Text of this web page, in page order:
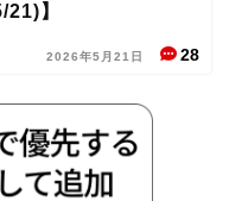
21)】
2026年5月21日 28